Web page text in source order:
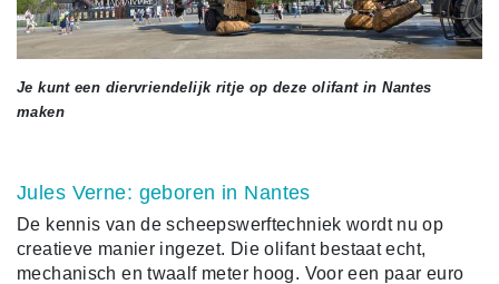
Je kunt een diervriendelijk ritje op deze olifant in Nantes
maken
Jules Verne: geboren in Nantes
De kennis van de scheepswerftechniek wordt nu op
creatieve manier ingezet. Die olifant bestaat echt,
mechanisch en twaalf meter hoog. Voor een paar euro